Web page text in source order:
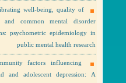
well-being, quality of
and common mental disorder
psychometric epidemiology in
public mental health research
factors influencing
and adolescent depression: A